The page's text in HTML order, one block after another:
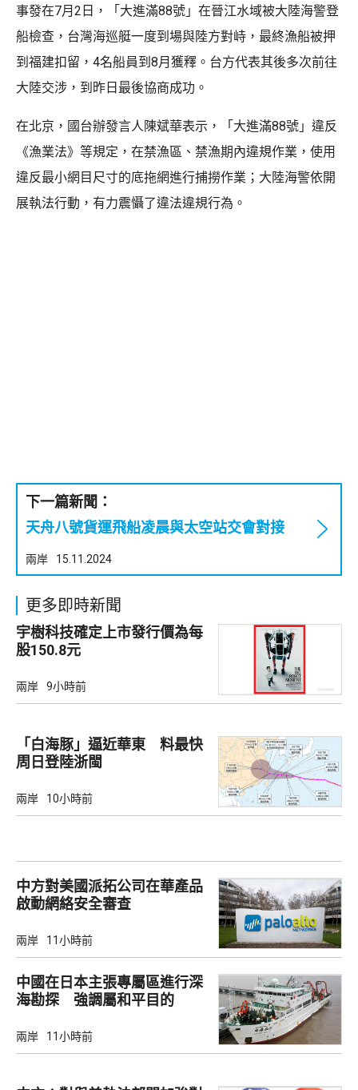
事發在7月2日，「大進滿88號」在晉江水域被大陸海警登
船檢查，台灣海巡艇一度到場與陸方對峙，最終漁船被押
到福建扣留，4名船員到8月獲釋。台方代表其後多次前往
大陸交涉，到昨日最後協商成功。
在北京，國台辦發言人陳斌華表示，「大進滿88號」違反
《漁業法》等規定，在禁漁區、禁漁期內違規作業，使用
違反最小網目尺寸的底拖網進行捕撈作業；大陸海警依開
展執法行動，有力震懾了違法違規行為。
下一篇新聞：
天舟八號貨運飛船凌晨與太空站交會對接
兩岸 15.11.2024
更多即時新聞
宇樹科技確定上市發行價為每
股150.8元
兩岸 9小時前
「白海豚」逼近華東 料最快
周日登陸浙閩
兩岸 10小時前
中方對美國派拓公司在華產品
啟動網絡安全審查
兩岸 11小時前
中國在日本主張專屬區進行深
海勘探 強調屬和平目的
兩岸 11小時前